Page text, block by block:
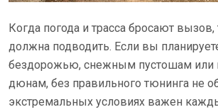
Когда погода и трасса бросают вызов,
должна подводить. Если вы
бездорожью, снежным пустошам или
дюнам, без правильного тюнинга не
экстремальных условиях важен